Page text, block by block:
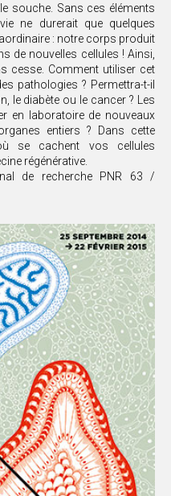
souche. Sans ces éléments
ne durerait que quelques
: notre corps produit
de nouvelles cellules ! Ainsi,
cesse. Comment utiliser cet
pathologies ? Permettra-t-il
le diabète ou le cancer ? Les
en laboratoire de nouveaux
entiers ? Dans cette
se cachent vos cellules
régénérative.
de recherche PNR 63 /